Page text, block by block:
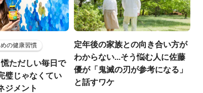
の健康習慣
ただしい毎日で
璧じゃなくてい
ジメント
定年後の家族との向き合い方が
わからない...そう悩む人に佐藤
優が「鬼滅の刃が参考になる」
と話すワケ